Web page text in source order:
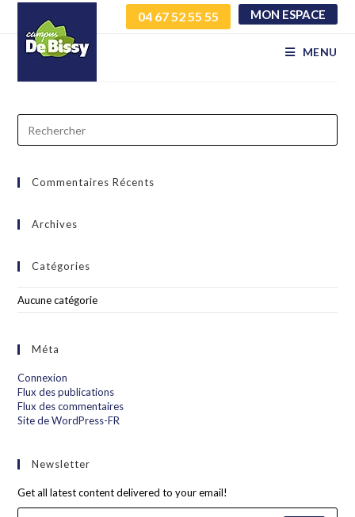
04 67 52 55 55 MON ESPACE
MENU
zlhopmjzpe olxwdksdsu
Commentaires Récents
Archives
Catégories
Aucune catégorie
Méta
Connexion
Flux des publications
Flux des commentaires
Site de WordPress-FR
Newsletter
Get all latest content delivered to your email!